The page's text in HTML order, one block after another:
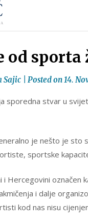
Advokatska
Firma
Sajić
|
Banja
Luka
od sporta
Sajic Posted on14.
sporedna stvar u
je nešto je sto
sportske
i Hercegovini označen
i dalje
kod nas nisu